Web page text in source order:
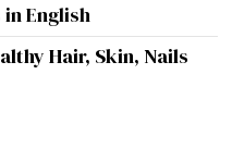
English
Hair, Skin, Nails